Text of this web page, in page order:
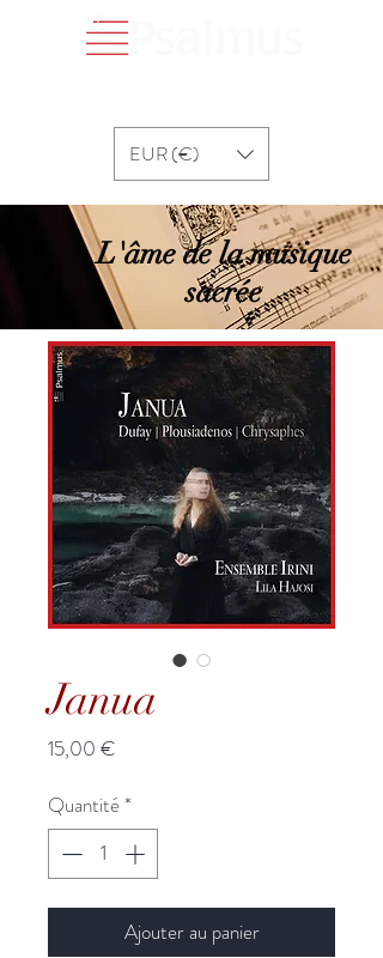
EUR (€)
L'âme de la musique
sacrée
Janua
15,00 €
Quantité*
Ajouter au panier